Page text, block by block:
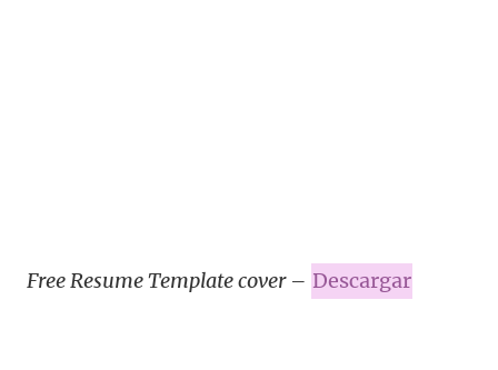
Free Resume Template cover– Descargar